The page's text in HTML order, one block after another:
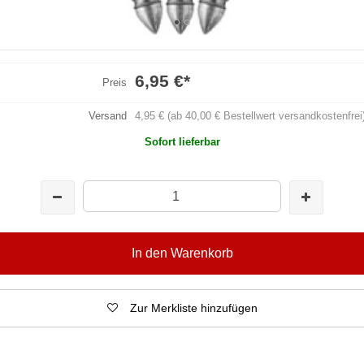
Preis 6,95 €*
Versand 4,95 € (ab 40,00 € Bestellwert
Sofort lieferbar
In den Warenkorb
Zur Merkliste hinzufügen